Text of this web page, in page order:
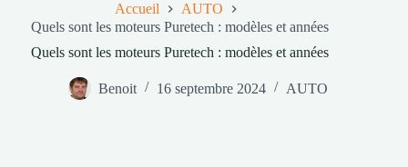
Accueil
AUTO
Quels sont les moteurs Puretech : modèles et années
Quels sont les moteurs Puretech : modèles et années
Benoit 16 septembre 2024 AUTO